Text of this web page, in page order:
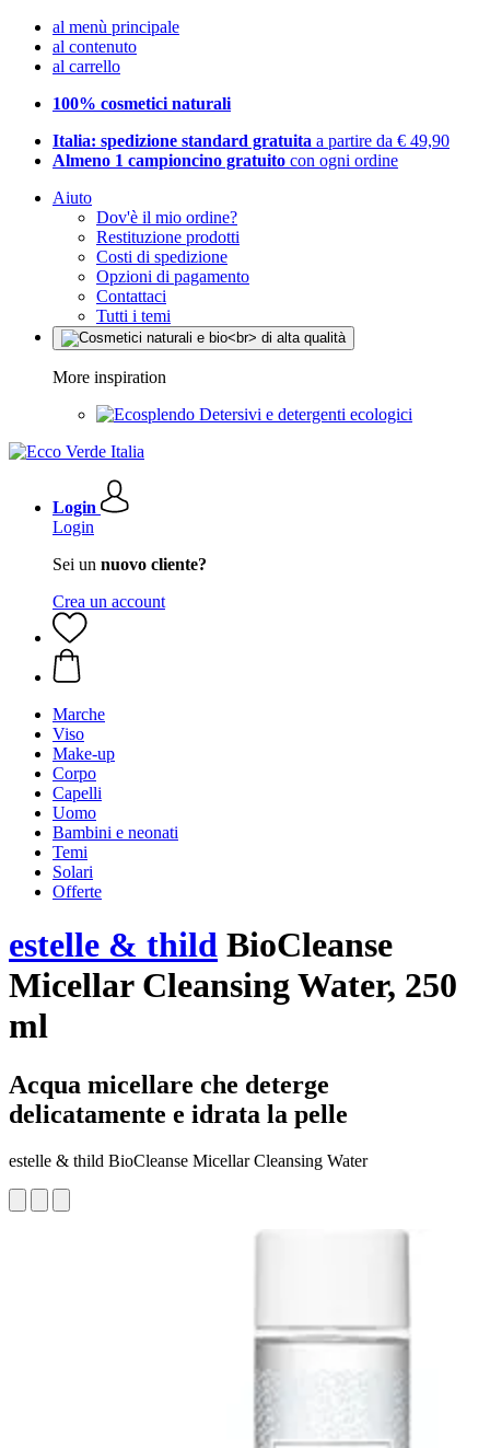
al menù principale
al contenuto
al carrello
100% cosmetici naturali
Italia: spedizione standard gratuita a partire da € 49,90
Almeno 1 campioncino gratuito con ogni ordine
Aiuto
Dov'è il mio ordine?
Restituzione prodotti
Costi di spedizione
Opzioni di pagamento
Contattaci
Tutti i temi
More inspiration
Detersivi e detergenti ecologici
Login
Login
Sei un nuovo cliente?
Crea un account
Marche
Viso
Make-up
Corpo
Capelli
Uomo
Bambini e neonati
Temi
Solari
Offerte
estelle & thild BioCleanse
Micellar Cleansing Water, 250
ml
Acqua micellare che deterge
delicatamente e idrata la pelle
estelle & thild BioCleanse Micellar Cleansing Water